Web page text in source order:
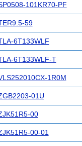
101KR70-PF
59
6T133WLF
6T133WLF-T
1R0M
01U
00
00-01